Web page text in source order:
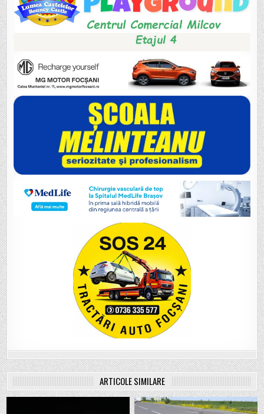
ARTICOLE SIMILARE